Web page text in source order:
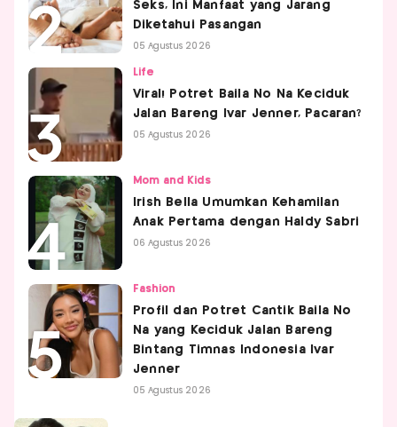
Seks, Ini Manfaat yang Jarang
Diketahui Pasangan
05 Agustus 2026
Life
Viral! Potret Baila No Na Keciduk
Jalan Bareng Ivar Jenner, Pacaran?
05 Agustus 2026
Mom and Kids
Irish Bella Umumkan Kehamilan
Anak Pertama dengan Haldy Sabri
06 Agustus 2026
Fashion
Profil dan Potret Cantik Baila No
Na yang Keciduk Jalan Bareng
Bintang Timnas Indonesia Ivar
Jenner
05 Agustus 2026